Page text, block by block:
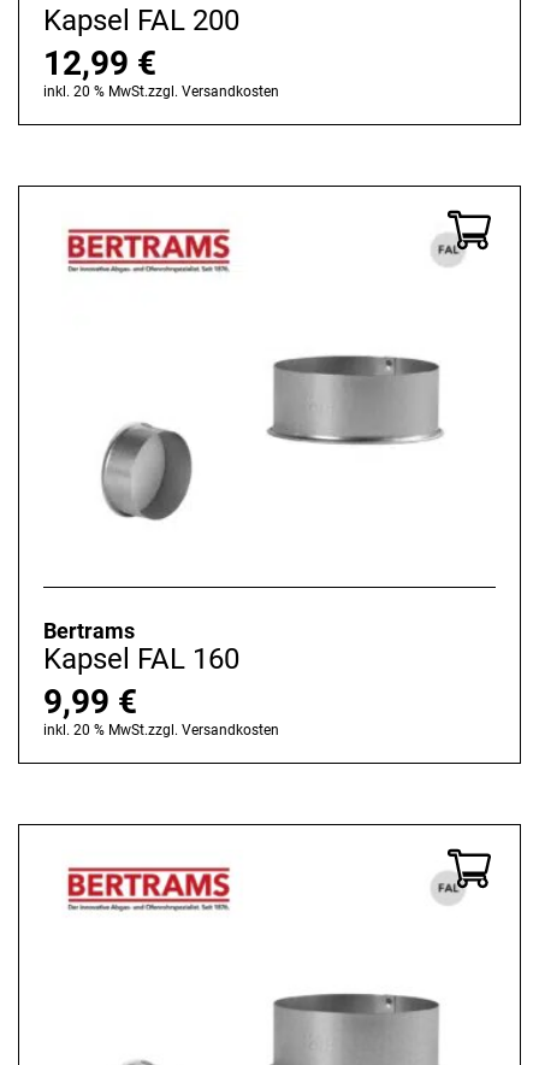
Kapsel FAL 200
12,99 €
inkl. 20 % MwSt.zzgl. Versandkosten
Bertrams
Kapsel FAL 160
9,99 €
inkl. 20 % MwSt.zzgl. Versandkosten